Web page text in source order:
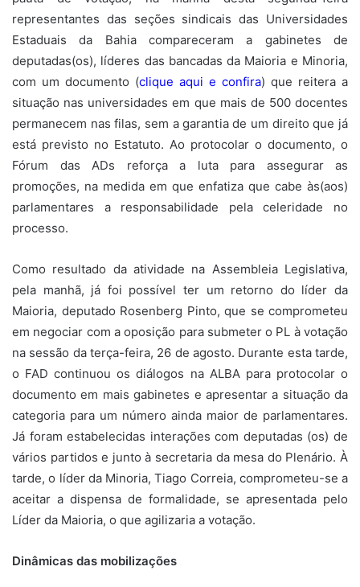
representantes das seções sindicais das Universidades
Estaduais da Bahia compareceram a gabinetes de
deputadas(os), líderes das bancadas da Maioria e Minoria,
com um documento (clique aqui e confira) que reitera a
situação nas universidades em que mais de 500 docentes
permanecem nas filas, sem a garantia de um direito que já
está previsto no Estatuto. Ao protocolar o documento, o
Fórum das ADs reforça a luta para assegurar as
promoções, na medida em que enfatiza que cabe às(aos)
parlamentares a responsabilidade pela celeridade no
processo.
Como resultado da atividade na Assembleia Legislativa,
pela manhã, já foi possível ter um retorno do líder da
Maioria, deputado Rosenberg Pinto, que se comprometeu
em negociar com a oposição para submeter o PL à votação
na sessão da terça-feira, 26 de agosto. Durante esta tarde,
o FAD continuou os diálogos na ALBA para protocolar o
documento em mais gabinetes e apresentar a situação da
categoria para um número ainda maior de parlamentares.
Já foram estabelecidas interações com deputadas (os) de
vários partidos e junto à secretaria da mesa do Plenário. À
tarde, o líder da Minoria, Tiago Correia, comprometeu-se a
aceitar a dispensa de formalidade, se apresentada pelo
Líder da Maioria, o que agilizaria a votação.
Dinâmicas das mobilizações